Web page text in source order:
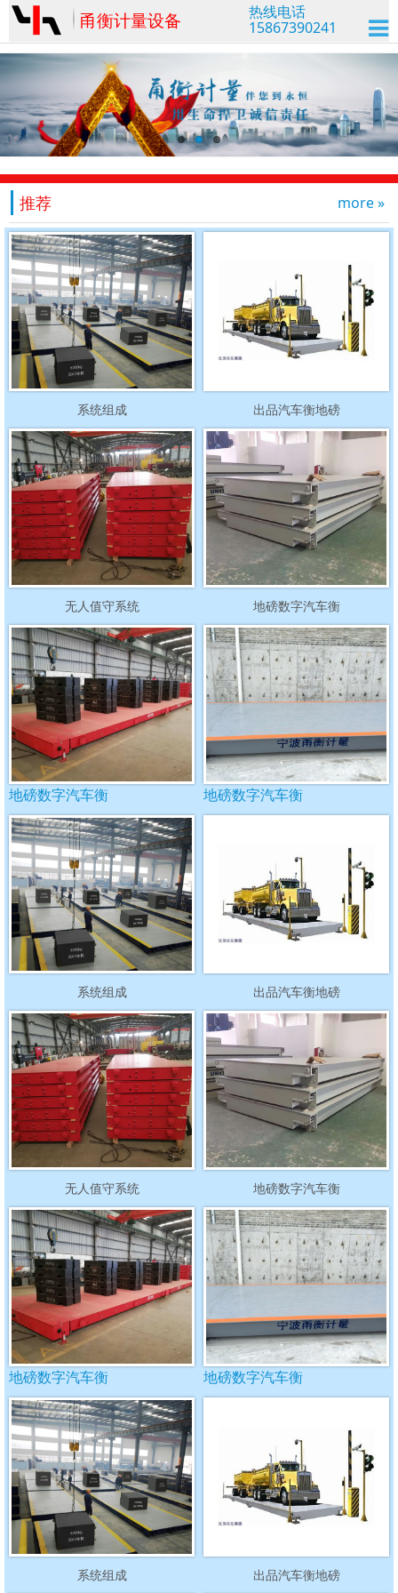
甬衡计量设备
热线电话
15867390241
推荐 more »
系统组成 出品汽车衡地磅
无人值守系统 地磅数字汽车衡
地磅数字汽车衡 地磅数字汽车衡
系统组成 出品汽车衡地磅
无人值守系统 地磅数字汽车衡
地磅数字汽车衡 地磅数字汽车衡
系统组成 出品汽车衡地磅